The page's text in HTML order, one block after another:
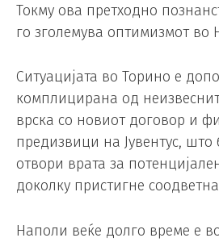
Токму ова претходно
го зголемува оптимизмот во
Ситуацијата во Торино е
комплицирана од
врска со новиот договор и
предизвици на Јувентус,
отвори врата за
доколку пристигне
Наполи веќе долго време е